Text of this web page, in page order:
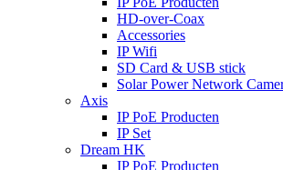
HD-over-Coax
Accessories
IP Wifi
SD Card & USB stick
Solar Power Network
Axis
IP PoE Producten
IP Set
Dream HK
IP PoE Producten